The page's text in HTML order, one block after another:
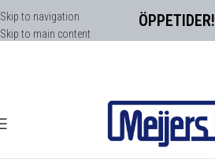
ÖPPETIDER!
Skip to navigation
Skip to main content